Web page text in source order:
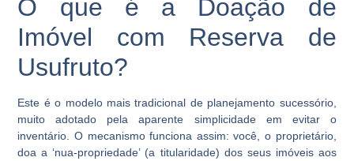
O que é a Doação de
Imóvel com Reserva de
Usufruto?
Este é o modelo mais tradicional de planejamento sucessório,
muito adotado pela aparente simplicidade em evitar o
inventário. O mecanismo funciona assim: você, o proprietário,
doa a ‘nua-propriedade’ (a titularidade) dos seus imóveis aos